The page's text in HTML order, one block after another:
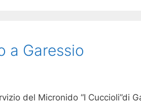
a Garessio
del Micronido “I Cuccioli”di